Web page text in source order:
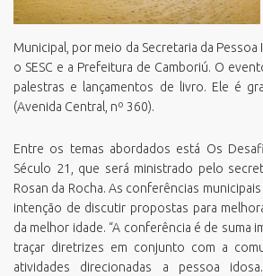
Municipal, por meio da Secretaria da Pessoa
o SESC e a Prefeitura de Camboriú. O
palestras e lançamentos de livro. Ele é
(Avenida Central, nº 360).
Entre os temas abordados está Os
Século 21, que será ministrado pelo
Rosan da Rocha. As conferências
intenção de discutir propostas para
da melhor idade. “A conferência é de suma
traçar diretrizes em conjunto com a
atividades direcionadas a pessoa